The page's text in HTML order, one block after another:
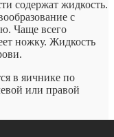
содержат жидкость.
с
Чаще всего
ножку. Жидкость
в яичнике по
или правой